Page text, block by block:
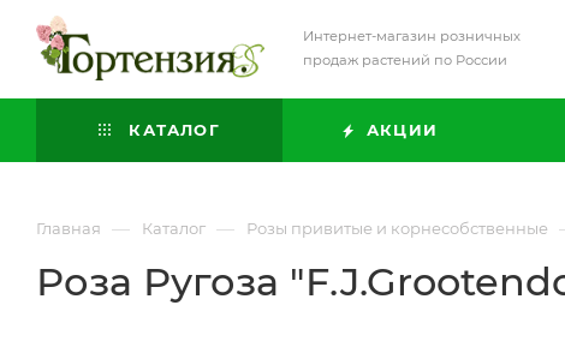
Интернет-магазин розничных
продаж растений по России
КАТАЛОГ АКЦИИ
Главная — Каталог — Розы привитые и корнесобственные
Роза Ругоза